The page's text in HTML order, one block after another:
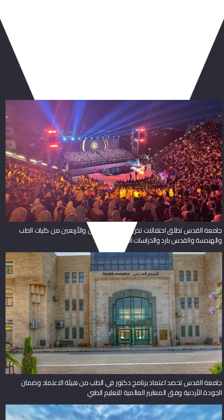
جامعة القدس تطلق احتفالات تخريج الفوج الخامس والأربعين من كليات الطب
والهندسة والقدس بارد والدراسات العليا
جامعة القدس تحصد اعتماد برنامج دكتور في الطب من هيئة الاعتماد وضمان
الجودة الأردنية وفق المعايير العالمية للتعليم الطبي